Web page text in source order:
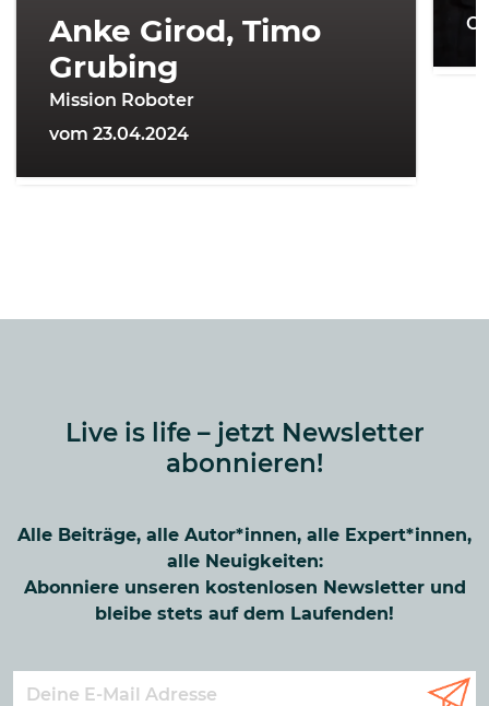
Anke Girod, Timo
Grubing
Mission Roboter
vom 23.04.2024
Live is life – jetzt Newsletter
abonnieren!
Alle Beiträge, alle Autor*innen, alle Expert*innen,
alle Neuigkeiten:
Abonniere unseren kostenlosen Newsletter und
bleibe stets auf dem Laufenden!